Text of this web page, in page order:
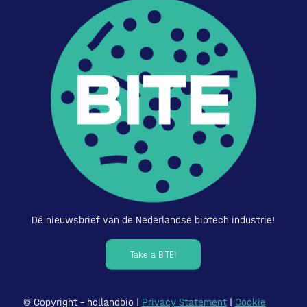
Dé nieuwsbrief van de Nederlandse biotech industrie!
Take a BITE!
© Copyright – hollandbio | Privacy Statement| Cookie